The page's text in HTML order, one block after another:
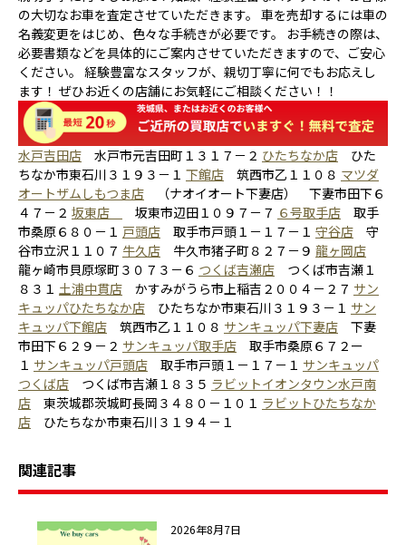
の大切なお車を査定させていただきます。 車を売却するには車の
名義変更をはじめ、色々な手続きが必要です。 お手続きの際は、
必要書類などを具体的にご案内させていただきますので、ご安心
ください。 経験豊富なスタッフが、親切丁寧に何でもお応えし
ます！ ぜひお近くの店舗にお気軽にご相談ください！！
水戸吉田店 水戸市元吉田町１３１７－２ ひたちなか店 ひた
ちなか市東石川３１９３－１ 下館店 筑西市乙１１０８ マツダ
オートザムしもつま店 （ナオイオート下妻店） 下妻市田下６
４７－２ 坂東店 坂東市辺田１０９７－７ ６号取手店 取手
市桑原６８０－１ 戸頭店 取手市戸頭１－１７－１ 守谷店 守
谷市立沢１１０７ 牛久店 牛久市猪子町８２７－９ 龍ヶ岡店
龍ヶ崎市貝原塚町３０７３－６ つくば吉瀬店 つくば市吉瀬１
８３１ 土浦中貫店 かすみがうら市上稲吉２００４－２７ サン
キュッパひたちなか店 ひたちなか市東石川３１９３－１ サン
キュッパ下館店 筑西市乙１１０８ サンキュッパ下妻店 下妻
市田下６２９－２ サンキュッパ取手店 取手市桑原６７２ー
１ サンキュッパ戸頭店 取手市戸頭１－１７－１ サンキュッパ
つくば店 つくば市吉瀬１８３５ ラビットイオンタウン水戸南
店 東茨城郡茨城町長岡３４８０－１０１ ラビットひたちなか
店 ひたちなか市東石川３１９４－１
関連記事
2026年8月7日